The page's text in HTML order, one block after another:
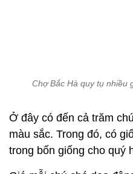
Chợ Bắc Hà quy tụ nhiều
Ở đây có đến cả trăm
màu sắc. Trong đó, có
trong bốn giống cho quý